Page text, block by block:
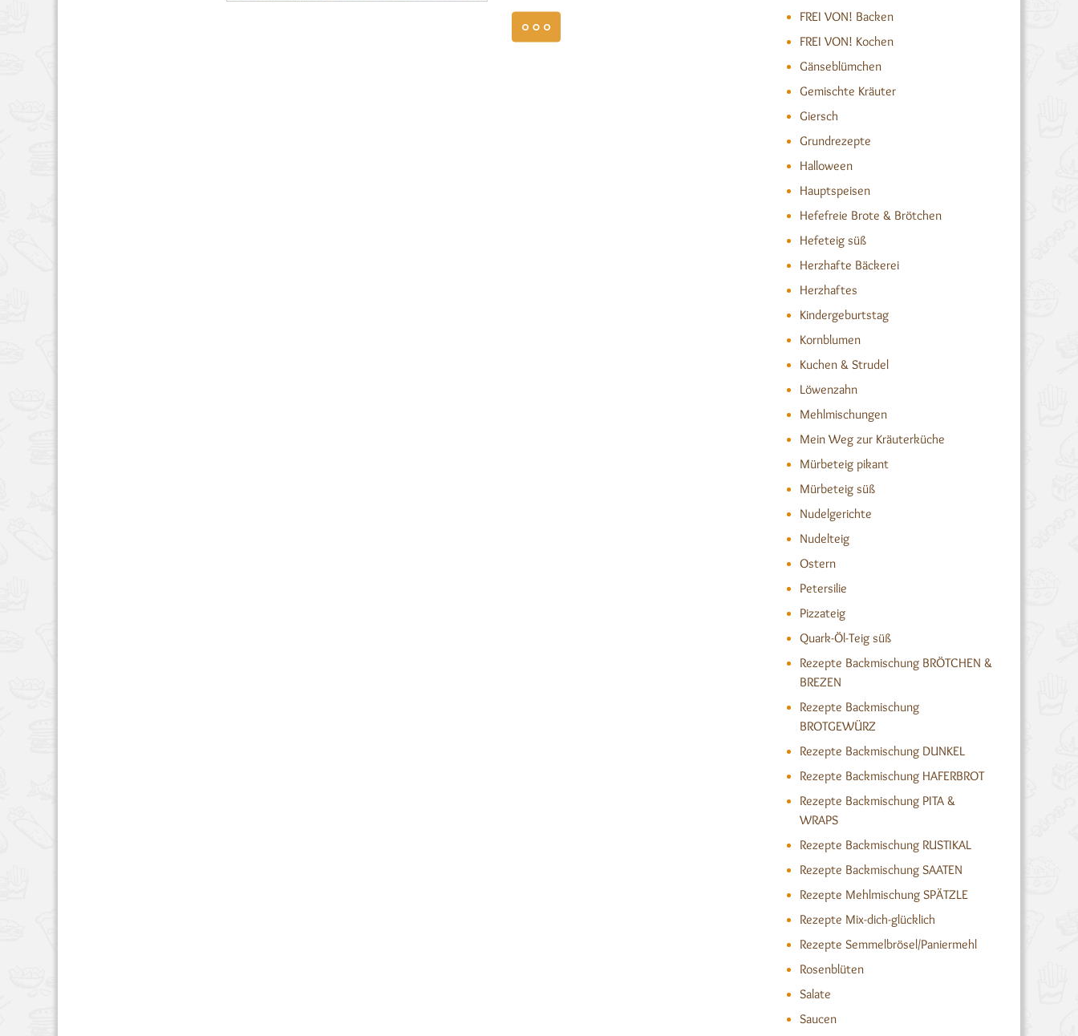
REZEPTE BACKMISCHUNG BRÖTCHEN & BREZEN REZEPTE BACKMISCHUNG DUNKEL,REZEPTE MIX-DICH-GLÜCKLICH
FREI VON! Backen
FREI VON! Kochen
Gänseblümchen
Gemischte Kräuter
Giersch
Grundrezepte
Halloween
Hauptspeisen
Hefefreie Brote & Brötchen
Hefeteig süß
Herzhafte Bäckerei
Herzhaftes
Kindergeburtstag
Kornblumen
Kuchen & Strudel
Löwenzahn
Mehlmischungen
Mein Weg zur Kräuterküche
Mürbeteig pikant
Mürbeteig süß
Nudelgerichte
Nudelteig
Ostern
Petersilie
Pizzateig
Quark-Öl-Teig süß
Rezepte Backmischung BRÖTCHEN &
BREZEN
Rezepte Backmischung
BROTGEWÜRZ
Rezepte Backmischung DUNKEL
Rezepte Backmischung HAFERBROT
Rezepte Backmischung PITA &
WRAPS
Rezepte Backmischung RUSTIKAL
Rezepte Backmischung SAATEN
Rezepte Mehlmischung SPÄTZLE
Rezepte Mix-dich-glücklich
Rezepte Semmelbrösel/Paniermehl
Rosenblüten
Salate
Saucen